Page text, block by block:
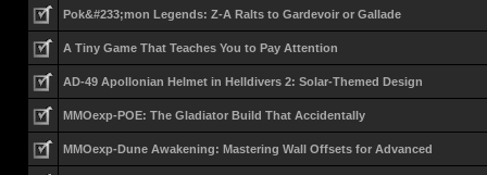
Pok&#233;mon Legends: Z-A Ralts to Gardevoir or Gallade
A Tiny Game That Teaches You to Pay Attention
AD-49 Apollonian Helmet in Helldivers 2: Solar-Themed Design
MMOexp-POE: The Gladiator Build That Accidentally
MMOexp-Dune Awakening: Mastering Wall Offsets for Advanced